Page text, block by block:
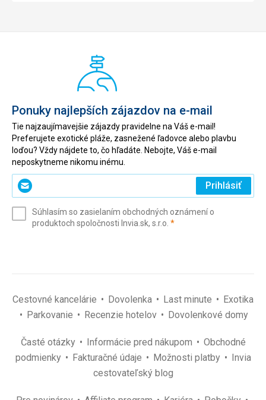
Ponuky najlepších zájazdov na e-mail
Tie najzaujímavejšie zájazdy pravidelne na Váš e-mail!
Preferujete exotické pláže, zasnežené ľadovce alebo plavbu
loďou? Vždy nájdete to, čo hľadáte. Nebojte, Váš e-mail
neposkytneme nikomu inému.
Zadajte
svoj
(povinné)
Prihlásiť
Súhlasím so zasielaním obchodných oznámení o
produktoch spoločnosti Invia.sk, s.r.o. *(povinné)
Cestovné kancelárie Dovolenka Last minute
Exotika
Parkovanie
Recenzie hotelov Dovolenkové domy
Časté otázky Informácie pred nákupom
Obchodné
podmienky
Fakturačné údaje Možnosti platby
Invia
cestovateľský blog